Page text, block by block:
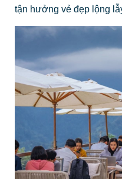
tận hưởng vẻ đẹp lộng